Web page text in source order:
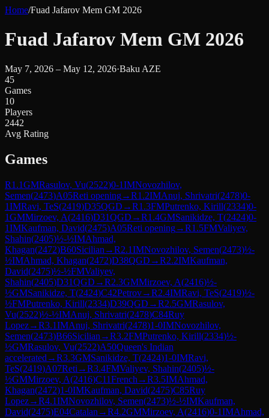
Home/Fuad Jafarov Mem GM 2026
Fuad Jafarov Mem GM 2026
May 7, 2026 – May 12, 2026·Baku AZE
45
Games
10
Players
2442
Avg Rating
Games
R1.1GMRasulov, Vu(2522)0-1IMNovozhilov,
Semen(2473)A05Reti opening→R1.2IMAnuj, Shrivatri(2478)0-
1IMRavi, TeS(2419)D35QGD →R1.3FMPutrenko, Kirill(2334)0-
1GMMirzoev, A(2416)D31QGD →R1.4GMSanikidze, T(2424)0-
1IMKaufman, David(2475)A05Reti opening→R1.5FMValiyev,
Shahin(2405)½-½IMAhmad,
Khagan(2472)B60Sicilian →R2.1IMNovozhilov, Semen(2473)½-
½IMAhmad, Khagan(2472)D38QGD →R2.2IMKaufman,
David(2475)½-½FMValiyev,
Shahin(2405)D31QGD →R2.3GMMirzoev, A(2416)½-
½GMSanikidze, T(2424)C42Petrov→R2.4IMRavi, TeS(2419)½-
½FMPutrenko, Kirill(2334)D39QGD →R2.5GMRasulov,
Vu(2522)½-½IMAnuj, Shrivatri(2478)C84Ruy
Lopez→R3.1IMAnuj, Shrivatri(2478)1-0IMNovozhilov,
Semen(2473)B66Sicilian →R3.2FMPutrenko, Kirill(2334)½-
½GMRasulov, Vu(2522)A50Queen's Indian
accelerated →R3.3GMSanikidze, T(2424)1-0IMRavi,
TeS(2419)A07Reti →R3.4FMValiyev, Shahin(2405)½-
½GMMirzoev, A(2416)C11French →R3.5IMAhmad,
Khagan(2472)1-0IMKaufman, David(2475)C85Ruy
Lopez→R4.1IMNovozhilov, Semen(2473)½-½IMKaufman,
David(2475)E04Catalan →R4.2GMMirzoev, A(2416)0-1IMAhmad,